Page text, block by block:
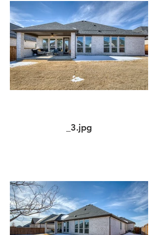
_3.jpg